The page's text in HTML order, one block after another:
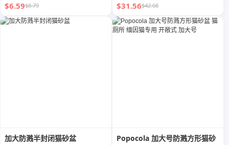
$6.59$8.79 $31.56$42.08
加大防溅半封闭猫砂盆
Popocola 加大号防溅方形猫砂